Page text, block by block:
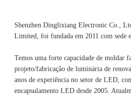
Shenzhen Dinglixiang Electronic Co.,
Limited, foi fundada em 2011 com sede
Temos uma forte capacidade de moldar
projeto/fabricação de luminária de
anos de experiência no setor de LED,
encapsulamento LED desde 2005.